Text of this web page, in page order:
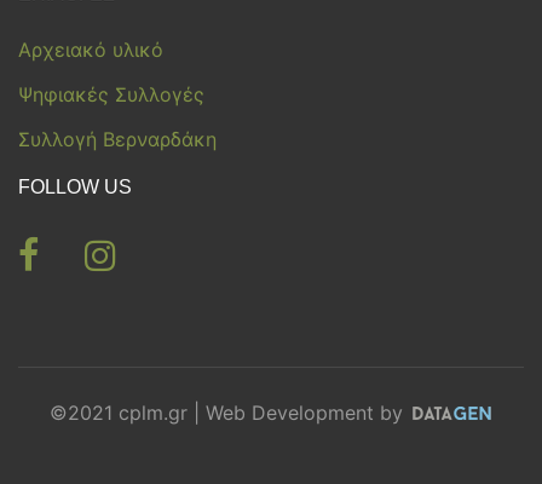
Αρχειακό υλικό
Ψηφιακές Συλλογές
Συλλογή Βερναρδάκη
FOLLOW US
©2021 cplm.gr | Web Development by